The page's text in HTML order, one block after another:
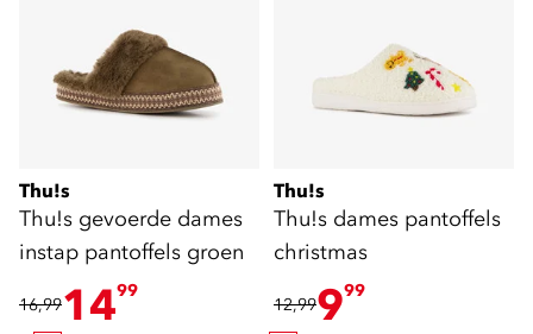
Thu!s
Thu!s gevoerde dames
instap pantoffels groen
16,991499
Thu!s
Thu!s dames pantoffels
christmas
12,99999